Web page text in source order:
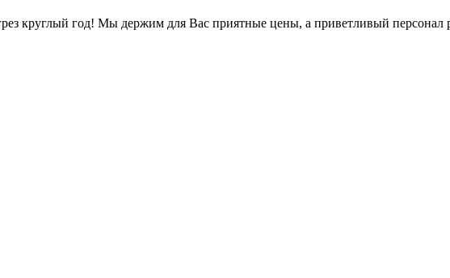
круглый год! Мы держим для Вас приятные цены, а приветливый персонал